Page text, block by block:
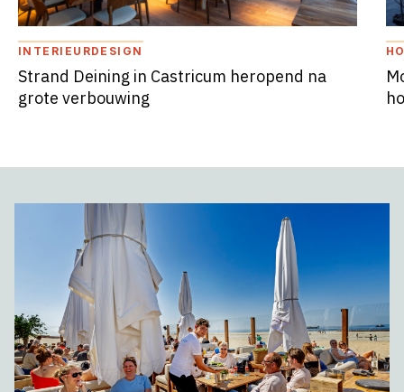
INTERIEURDESIGN
Strand Deining in Castricum heropend na
grote verbouwing